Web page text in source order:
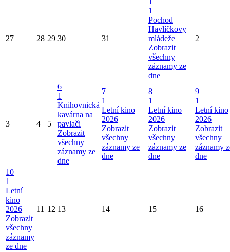
27 28 29 30 31
1
Pochod
Havlíčkovy
mládeže
Zobrazit
všechny
záznamy ze
dne
2
3 4 5
6
1
Knihovnická
kavárna na
pavlači
Zobrazit
všechny
záznamy ze
dne
7
1
Letní kino
2026
Zobrazit
všechny
záznamy ze
dne
8
1
Letní kino
2026
Zobrazit
všechny
záznamy ze
dne
9
1
Letní kino
2026
Zobrazit
všechny
záznamy
dne
10
1
Letní
kino
2026
Zobrazit
všechny
záznamy
ze dne
11 12 13 14 15 16